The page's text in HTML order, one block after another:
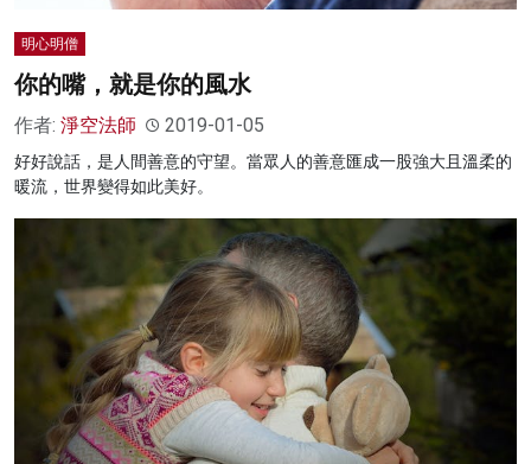
明心明僧
你的嘴，就是你的風水
作者: 淨空法師 2019-01-05
好好說話，是人間善意的守望。當眾人的善意匯成一股強大且溫柔的
暖流，世界變得如此美好。